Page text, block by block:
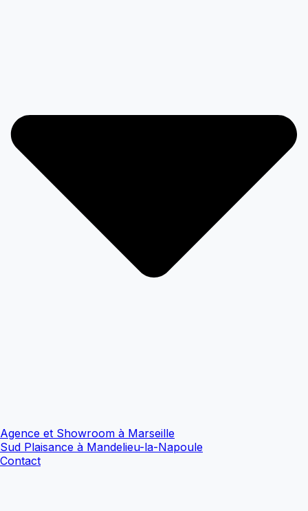
Agence et Showroom à Marseille
Sud Plaisance à Mandelieu-la-Napoule
Contact